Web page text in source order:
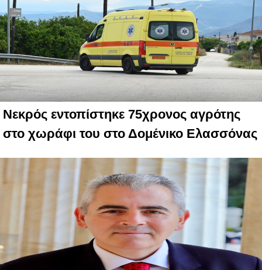
Νεκρός εντοπίστηκε 75χρονος αγρότης
στο χωράφι του στο Δομένικο Ελασσόνας